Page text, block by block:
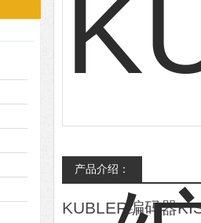
产品介绍：
KUBLER编码器